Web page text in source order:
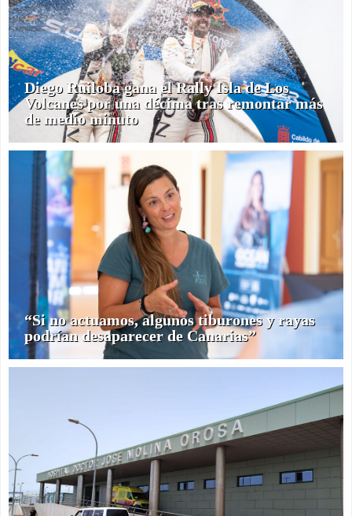
Diego Ruiloba gana el Rally Isla de Los
Volcanes por una décima tras remontar más
de medio minuto
“Si no actuamos, algunos tiburones y rayas
podrían desaparecer de Canarias”